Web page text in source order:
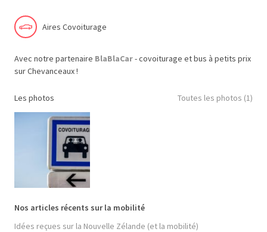
Aires Covoiturage
Avec notre partenaire BlaBlaCar- covoiturage et bus à petits prix
sur Chevanceaux !
Les photos Toutes les photos (1)
Nos articles récents sur la mobilité
Idées reçues sur la Nouvelle Zélande (et la mobilité)